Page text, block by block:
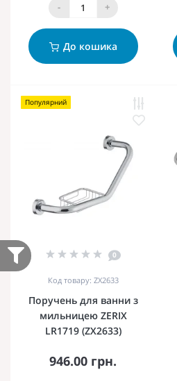
- +
До кошика
Популярний
0
Код товару: ZX2633
Поручень для ванни з
мильницею ZERIX
LR1719 (ZX2633)
946.00 грн.